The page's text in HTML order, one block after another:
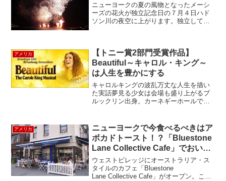
ニューヨークの夏の風物となったメーシ
ーズの花火が独立記念日の７月４日ハド
ソン川の夜空に上がります。独立して今
全米各地でお祝いします。...
アメリカ
【トニー賞2部門受賞作品】
Beautiful～キャロル・キング～
は人生を豊かにする
キャロルキングの波乱万丈な人生を描い
た実話夢見る少女は会場も盛り上がるブ
ルックリン出身。カーネギーホールで演
品！！！！みどころ歌のオンパレー
ド！！！キャロルキングのとりこに...
アメリカ
ニューヨークで今食べるべきはア
ボカドトースト！？「Bluestone
Lane Collective Cafe」でおいし
い朝食を！
ウェストビレッジにオーストラリア・ス
タイルのカフェ「Bluestone
Lane Collective Cafe」がオープン。ここ